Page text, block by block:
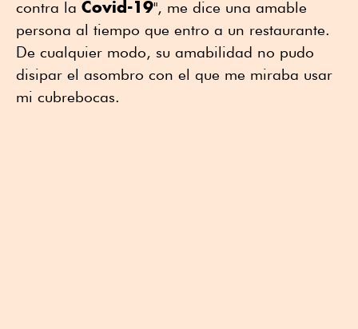
contra la Covid-19", me dice una amable
persona al tiempo que entro a un restaurante.
De cualquier modo, su amabilidad no pudo
disipar el asombro con el que me miraba usar
mi cubrebocas.